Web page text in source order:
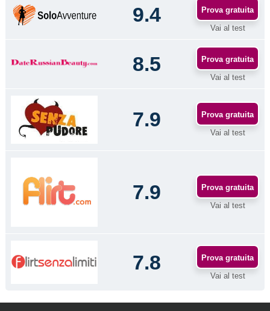
9.4
Prova gratuita
Vai al test
8.5
Prova gratuita
Vai al test
7.9
Prova gratuita
Vai al test
7.9
Prova gratuita
Vai al test
7.8
Prova gratuita
Vai al test